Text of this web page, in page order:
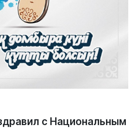
с Национальным